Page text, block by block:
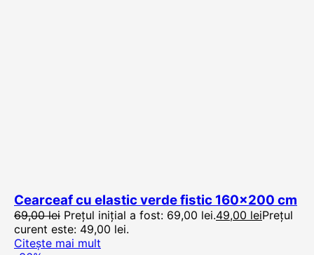
Cearceaf cu elastic verde fistic 160×200 cm
69,00lei Prețul inițial a fost: 69,00 lei.49,00 leiPrețul
curent este: 49,00 lei.
Citește mai mult